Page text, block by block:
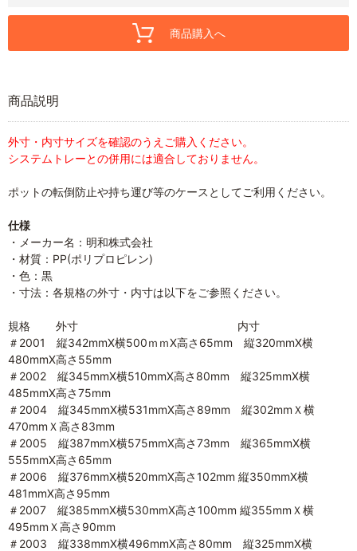
商品購入へ
商品説明
外寸・内寸サイズを確認のうえご購入ください。
システムトレーとの併用には適合しておりません。
ポットの転倒防止や持ち運び等のケースとしてご利用ください。
仕様
・メーカー名：明和株式会社
・材質：PP(ポリプロピレン)
・色：黒
・寸法：各規格の外寸・内寸は以下をご参照ください。
規格 外寸 内寸
＃2001 縦342mmX横500ｍｍX高さ65mm 縦320mmX横
480mmX高さ55mm
＃2002 縦345mmX横510mmX高さ80mm 縦325mmX横
485mmX高さ75mm
＃2004 縦345mmX横531mmX高さ89mm 縦302mmＸ横
470mmＸ高さ83mm
＃2005 縦387mmX横575mmX高さ73mm 縦365mmX横
555mmX高さ65mm
＃2006 縦376mmX横520mmX高さ102mm 縦350mmX横
481mmX高さ95mm
＃2007 縦385mmX横530mmX高さ100mm 縦355mmＸ横
495mmＸ高さ90mm
＃2003 縦338mmX横496mmX高さ80mm 縦325mmX横